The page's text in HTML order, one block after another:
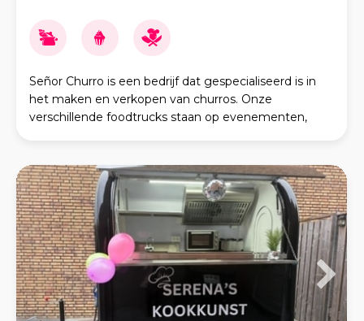
Señor Churro is een bedrijf dat gespecialiseerd is in
het maken en verkopen van churros. Onze
verschillende foodtrucks staan op evenementen,